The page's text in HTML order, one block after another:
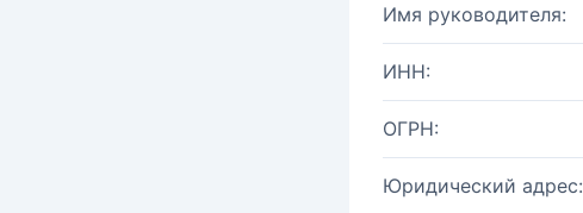
Имя руководителя:
ИНН:
ОГРН:
Юридический адрес: